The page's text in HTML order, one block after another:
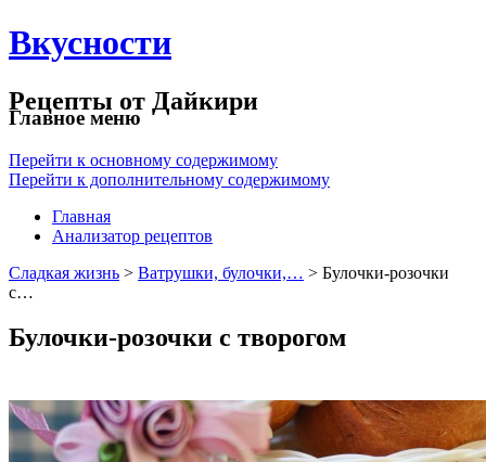
Вкусности
Рецепты от Дайкири
Главное меню
Перейти к основному содержимому
Перейти к дополнительному содержимому
Главная
Анализатор рецептов
Сладкая жизнь > Ватрушки, булочки,… > Булочки-розочки
с…
Булочки-розочки с творогом